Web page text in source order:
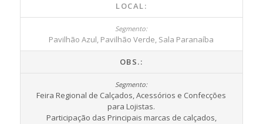
LOCAL:
Pavilhão Azul, Pavilhão Verde, Sala Paranaíba
OBS.:
Feira Regional de Calçados, Acessórios e Confecções
para Lojistas.
Participação das Principais marcas de calçados,